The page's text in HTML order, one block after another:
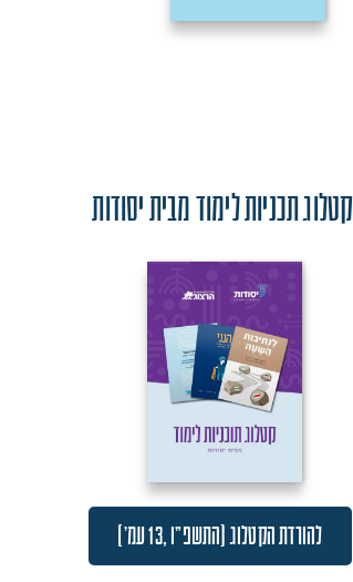
קטלוג תכניות לימוד מבית יסודות
להורדת הקטלוג (התשפ"ו ,13 עמ')